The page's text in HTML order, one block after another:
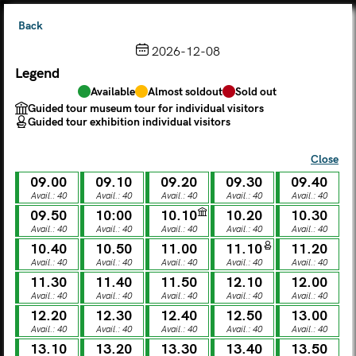
Choose from the calendar
The ticket grants access to Palazzo Te, the MACA Museum
and the Leon Battista Alberti Temple
AUGUST
Legend
Available Almost soldout
Sold out
Guided tour museum tour for individual visitors
Guided tour exhibition individual visitors
M W T F S
MON
27
TUE
28
WED
29
THU
30
FRI
31 01
SUN
02
Back
2026-12-08
Legend
Available Almost soldout
Sold out
Guided tour museum tour for individual visitors
Guided tour exhibition individual visitors
Close
09.00
Avail.: 40
09.10
Avail.: 40
09.20
Avail.: 40
09.30
Avail.: 40
09.40
Avail.: 40
09.50
Avail.: 40
10:00
Avail.: 40
10.10
Avail.: 40
10.20
Avail.: 40
10.30
Avail.: 40
10.40
Avail.: 40
10.50
Avail.: 40
11.00
Avail.: 40
11.10
Avail.: 40
11.20
Avail.: 40
11.30
Avail.: 40
11.40
Avail.: 40
11.50
Avail.: 40
12.10
Avail.: 40
12.00
Avail.: 40
12.20
Avail.: 40
12.30
Avail.: 40
12.40
Avail.: 40
12.50
Avail.: 40
13.00
Avail.: 40
13.10 13.20 13.30 13.40 13.50